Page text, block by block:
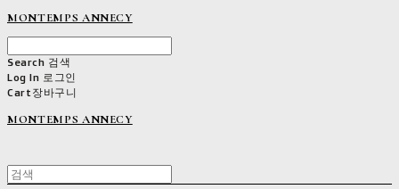
MONTEMPS ANNECY
Search 검색
Log In 로그인
Cart장바구니
MONTEMPS ANNECY